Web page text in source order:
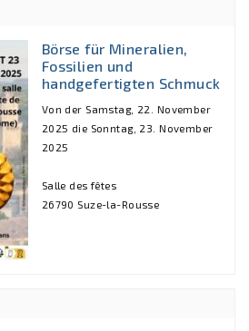
Börse für Mineralien,
Fossilien und
handgefertigten Schmuck
Von der Samstag, 22. November
2025 die Sonntag, 23. November
2025
Salle des fêtes
26790 Suze-la-Rousse